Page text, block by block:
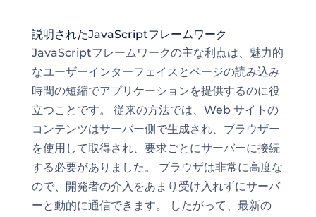
説明されたJavaScriptフレームワーク
JavaScriptフレームワークの主な利点は、魅力的
なユーザーインターフェイス とページの読み込み
時間の短縮でアプリケーションを提供するのに役
立つことです。 従来の方法では、Web サイトの
コンテンツはサーバー側で生成され、ブラウザー
を使用して取得され、要求ごとにサーバーに接続
する必要がありました。 ブラウザは非常に高度な
ので、開発者の介入をあまり受け入れずにサーバ
ーと動的に通信できます。 したがって、最新の